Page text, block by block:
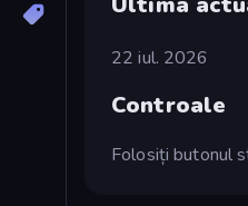
22 iul. 2026
Controale
Folosiți butonul